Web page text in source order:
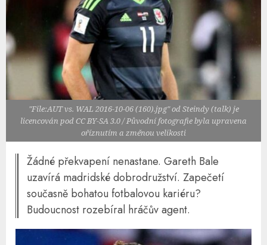
"File:AUT vs. WAL 2016-10-06 (160).jpg" od Steindy (talk) je
licencován pod CC BY-SA 3.0 / Původní fotografie byla upravena
oříznutím a změnou velikosti
Žádné překvapení nenastane. Gareth Bale
uzavírá madridské dobrodružství. Zapečetí
současně bohatou fotbalovou kariéru?
Budoucnost rozebíral hráčův agent.